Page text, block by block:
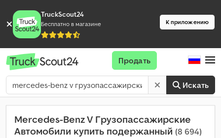
TruckScout24
Бесплатно в магазине К приложению
Искать
Продать
Mercedes-Benz V Грузопассажирские
Автомобили купить подержанный (8 694)